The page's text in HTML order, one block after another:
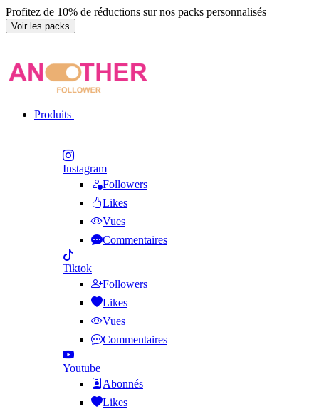
Profitez de 10% de réductions sur nos packs personnalisés
Voir les packs
Produits
Instagram
Followers
Likes
Vues
Commentaires
Tiktok
Followers
Likes
Vues
Commentaires
Youtube
Abonnés
Likes